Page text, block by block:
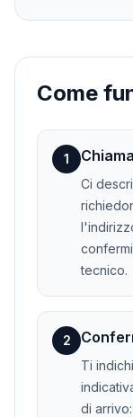
Come
1
Ci
tecnico.
2
Ti
di